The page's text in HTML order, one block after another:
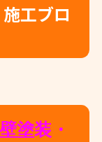
工ブロ
塗装・